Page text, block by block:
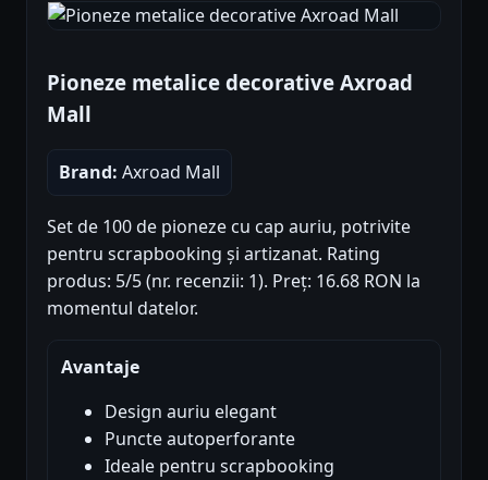
Pioneze metalice decorative Axroad
Mall
Brand: Axroad Mall
Set de 100 de pioneze cu cap auriu, potrivite
pentru scrapbooking și artizanat. Rating
produs: 5/5 (nr. recenzii: 1). Preț: 16.68 RON la
momentul datelor.
Avantaje
Design auriu elegant
Puncte autoperforante
Ideale pentru scrapbooking